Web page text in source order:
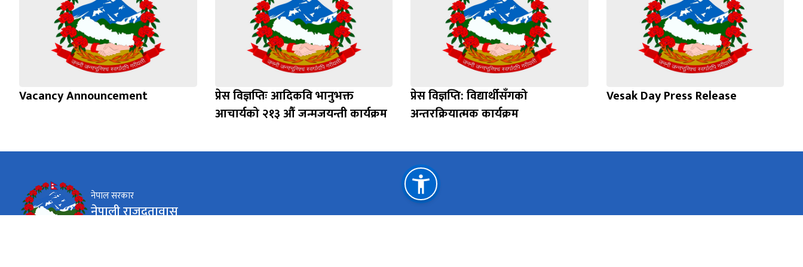
Vacancy Announcement
प्रेस विज्ञप्तिः आदिकवि भानुभक्त
आचार्यको २१३ औँ जन्मजयन्ती कार्यक्रम
प्रेस विज्ञप्ति: विद्यार्थीसँगको
अन्तरक्रियात्मक कार्यक्रम
Vesak Day Press Release
नेपाल सरकार
नेपाली राजदूतावास